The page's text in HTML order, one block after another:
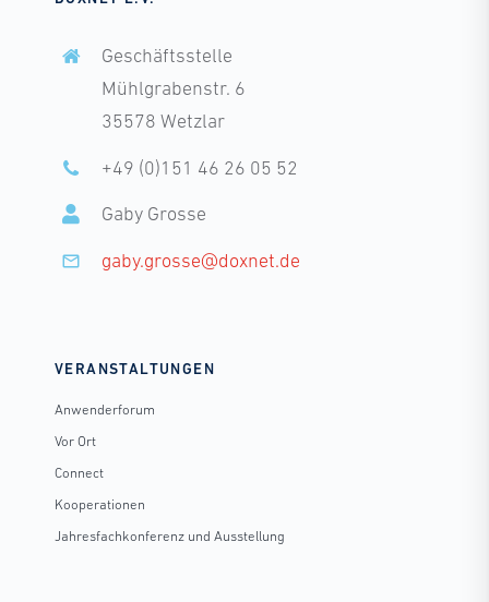
Geschäftsstelle
Mühlgrabenstr. 6
35578 Wetzlar
+49 (0)151 46 26 05 52
Gaby Grosse
gaby.grosse@doxnet.de
VERANSTALTUNGEN
Anwenderforum
Vor Ort
Connect
Kooperationen
Jahresfachkonferenz und Ausstellung